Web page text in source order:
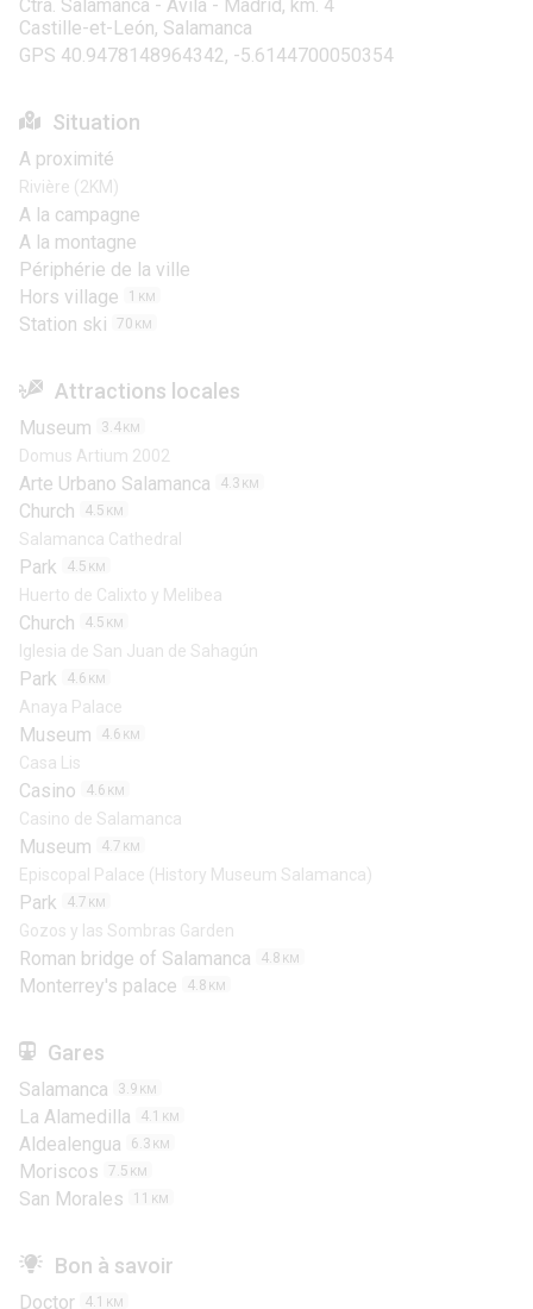
Ctra. Salamanca - Ávila - Madrid, km. 4
Castille-et-León, Salamanca
GPS 40.9478148964342, -5.6144700050354
Situation
A proximité
Rivière (2KM)
A la campagne
A la montagne
Périphérie de la ville
Hors village
1 KM
Station ski 70 KM
Attractions locales
Museum 3.4 KM
Domus Artium 2002
Arte Urbano Salamanca 4.3 KM
Church 4.5 KM
Salamanca Cathedral
Park 4.5 KM
Huerto de Calixto y Melibea
Church 4.5 KM
Iglesia de San Juan de Sahagún
Park 4.6 KM
Anaya Palace
Museum 4.6 KM
Casa Lis
Casino 4.6 KM
Casino de Salamanca
Museum 4.7 KM
Episcopal Palace (History Museum Salamanca)
Park 4.7 KM
Gozos y las Sombras Garden
Roman bridge of Salamanca 4.8 KM
Monterrey's palace 4.8 KM
Gares
Salamanca 3.9 KM
La Alamedilla 4.1 KM
Aldealengua 6.3 KM
Moriscos 7.5 KM
San Morales 11 KM
Bon à savoir
Doctor 4.1 KM